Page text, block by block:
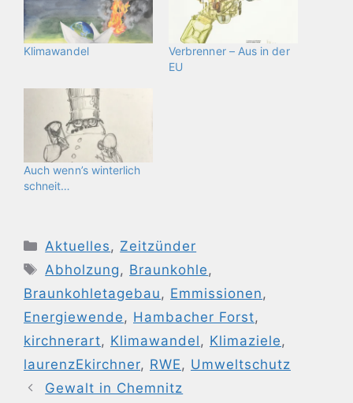
Klimawandel
Verbrenner – Aus in der
EU
Auch wenn’s winterlich
schneit…
Kategorien
Aktuelles, Zeitzünder
Schlagwörter
Abholzung, Braunkohle,
Braunkohletagebau, Emmissionen,
Energiewende, Hambacher Forst,
kirchnerart, Klimawandel, Klimaziele,
laurenzEkirchner, RWE, Umweltschutz
Gewalt in Chemnitz